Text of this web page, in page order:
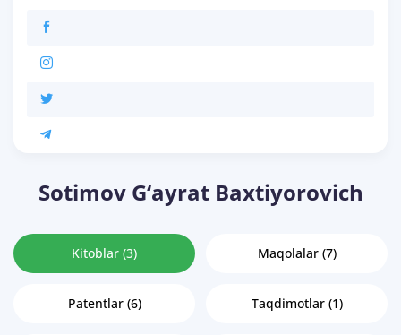
Sotimov G‘ayrat Baxtiyorovich
Kitoblar (3) Maqolalar (7)
Patentlar (6) Taqdimotlar (1)